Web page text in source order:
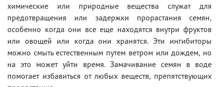
химические или природные вещества служат для
предотвращения или задержки прорастания семян,
особенно когда они все еще находятся внутри фруктов
или овощей или когда они хранятся. Эти ингибиторы
можно смыть естественным путем ветром или дождем, но
на это может уйти время. Замачивание семян в воде
помогает избавиться от любых веществ, препятствующих